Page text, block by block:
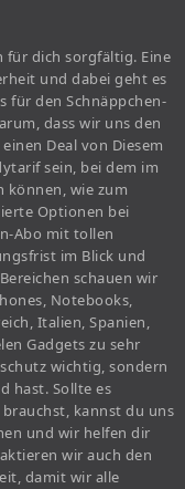
für dich sorgfältig. Eine
und dabei geht es
für den Schnäppchen-
dass wir uns den
Deal von Diesem
sein, bei dem im
können, wie zum
Optionen bei
Abo mit tollen
im Blick und
schauen wir
Notebooks,
Italien, Spanien,
Gadgets zu sehr
wichtig, sondern
hast. Sollte es
kannst du uns
und wir helfen dir
wir auch den
damit wir alle